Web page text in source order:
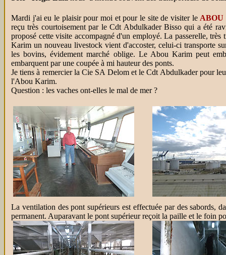
Mardi j'ai eu le plaisir pour moi et pour le site de visiter le
reçu très courtoisement par le Cdt Abdulkader Bisso qui a été
proposé cette visite accompagné d'un employé. La passerelle,
Karim un nouveau livestock vient d'accoster, celui-ci transporte
les bovins, évidement marché oblige. Le Abou Karim peut
embarquent par une coupée à mi hauteur des ponts.
Je tiens à remercier la Cie SA Delom et le Cdt Abdulkader pour
l'Abou Karim.
Question : les vaches ont-elles le mal de mer ?
La ventilation des pont supérieurs est effectuée par des sabords,
permanent. Auparavant le pont supérieur reçoit la paille et le foin